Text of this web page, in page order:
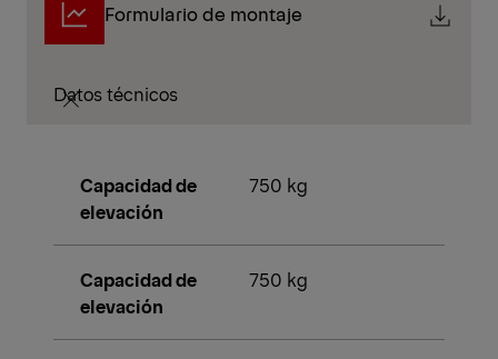
Formulario de montaje
Datos técnicos
Capacidad de
elevación
750 kg
Capacidad de
elevación
750 kg